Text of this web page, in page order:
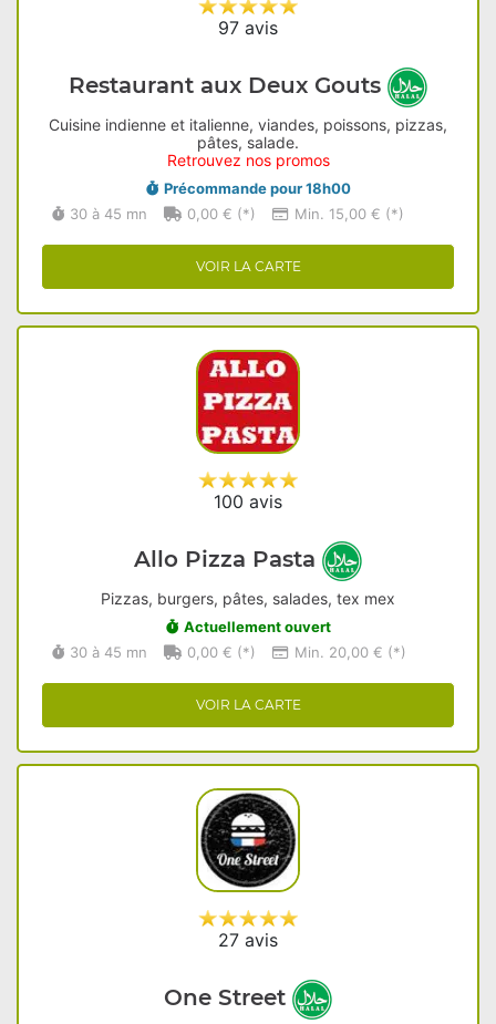
97 avis
Restaurant aux Deux Gouts
Cuisine indienne et italienne, viandes, poissons, pizzas,
pâtes, salade.
Retrouvez nos promos
Précommande pour 18h00
30 à 45 mn
0,00 € (*) Min. 15,00 € (*)
VOIR LA CARTE
100 avis
Allo Pizza Pasta
Pizzas, burgers, pâtes, salades, tex mex
Actuellement ouvert
30 à 45 mn
0,00 € (*) Min. 20,00 € (*)
VOIR LA CARTE
27 avis
One Street